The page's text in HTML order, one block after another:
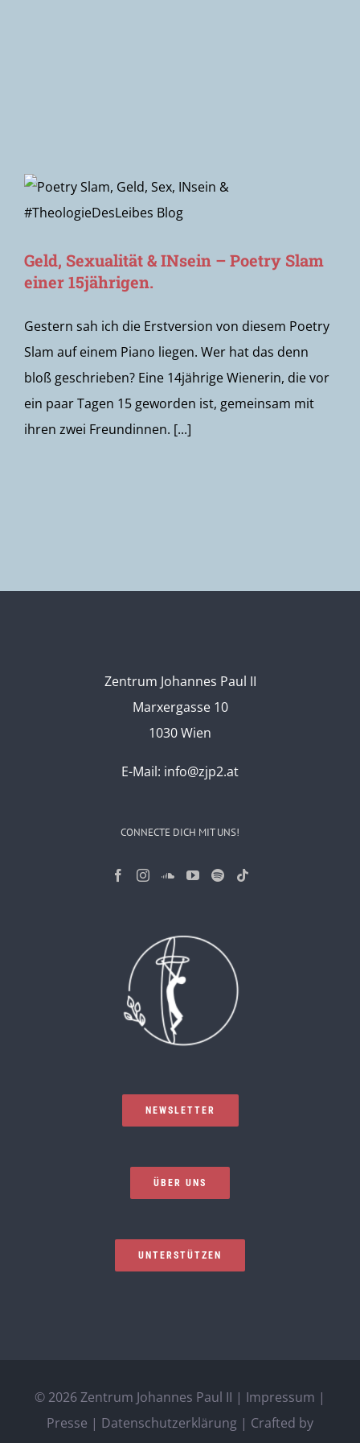
Geld, Sexualität & INsein – Poetry Slam
einer 15jährigen.
Gestern sah ich die Erstversion von diesem Poetry
Slam auf einem Piano liegen. Wer hat das denn
bloß geschrieben? Eine 14jährige Wienerin, die vor
ein paar Tagen 15 geworden ist, gemeinsam mit
ihren zwei Freundinnen. [...]
Zentrum Johannes Paul II
Marxergasse 10
1030 Wien
E-Mail: info@zjp2.at
CONNECTE DICH MIT UNS!
NEWSLETTER
ÜBER UNS
UNTERSTÜTZEN
© 2026 Zentrum Johannes Paul II | Impressum |
Presse | Datenschutzerklärung | Crafted by